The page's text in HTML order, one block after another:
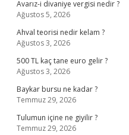
Avarız-i divaniye vergisi nedir ?
Ağustos 5, 2026
Ahval teorisi nedir kelam ?
Ağustos 3, 2026
500 TL kaç tane euro gelir ?
Ağustos 3, 2026
Baykar bursu ne kadar ?
Temmuz 29, 2026
Tulumun içine ne giyilir ?
Temmuz 29, 2026